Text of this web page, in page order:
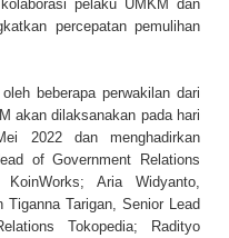
pelaku UMKM dan
percepatan pemulihan
beberapa perwakilan dari
akan dilaksanakan pada hari
2022 dan menghadirkan
of Government Relations
Aria Widyanto,
Tarigan, Senior Lead
Tokopedia; Radityo